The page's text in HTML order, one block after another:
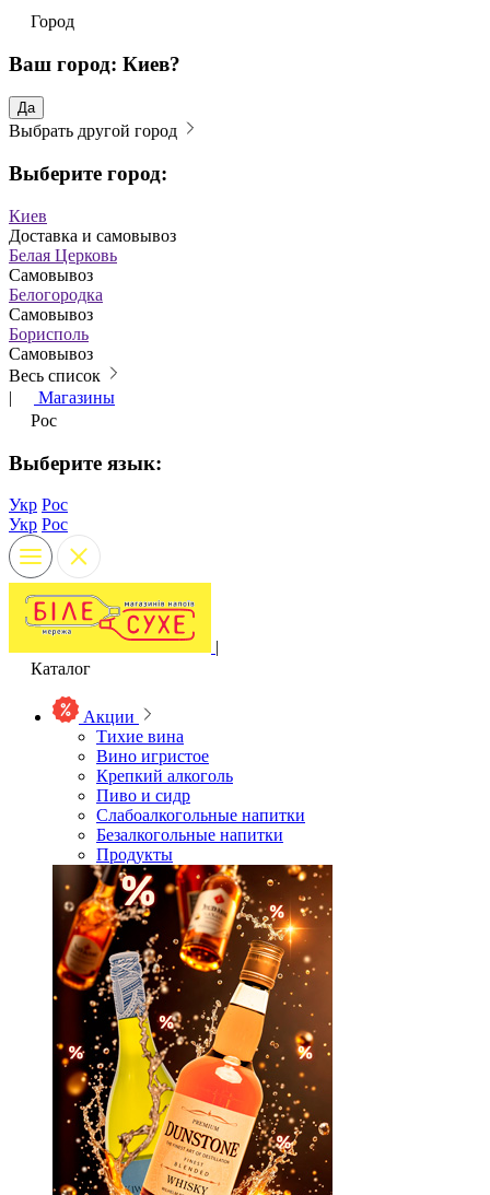
Город
Ваш город: Киев?
Да
Выбрать другой город
Выберите город:
Киев
Доставка и самовывоз
Белая Церковь
Самовывоз
Белогородка
Самовывоз
Борисполь
Самовывоз
Весь список
|
Магазины
Рос
Выберите язык:
Укр Рос
Укр Рос
|
Каталог
Акции
Тихие вина
Вино игристое
Крепкий алкоголь
Пиво и сидр
Слабоалкогольные напитки
Безалкогольные напитки
Продукты